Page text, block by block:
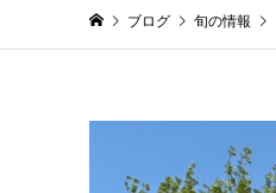
ブログ 旬の情報